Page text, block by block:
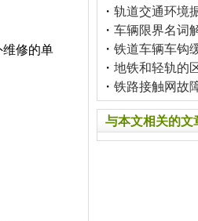
维修的单
・ 轨道交通环境
・ 车辆限界名词
・ 铁道车辆车钩
・ 地铁和轻轨的
・ 铁路接触网故
与本文相关的文